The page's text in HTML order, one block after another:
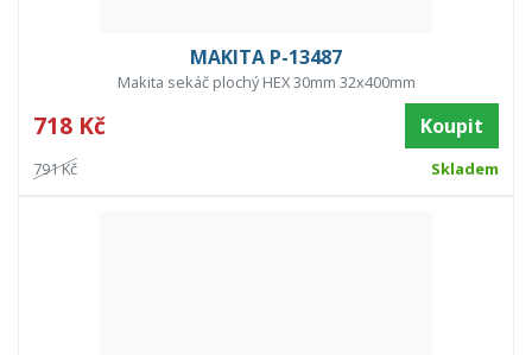
MAKITA P-13487
Makita sekáč plochý HEX 30mm 32x400mm
718 Kč Koupit
791 Kč Skladem